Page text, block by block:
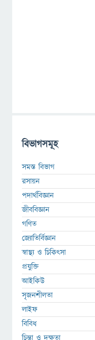
বিভাগসমূহ
সমস্ত বিভাগ
রসায়ন
পদার্থবিজ্ঞান
জীববিজ্ঞান
গণিত
জ্যোতির্বিজ্ঞান
স্বাস্থ্য ও চিকিৎসা
প্রযুক্তি
আইকিউ
সৃজনশীলতা
লাইফ
বিবিধ
চিন্তা ও দক্ষতা